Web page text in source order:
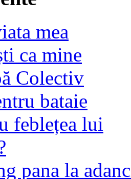
mea
ca mine
Colectiv
bataie
feblețea lui
pana la